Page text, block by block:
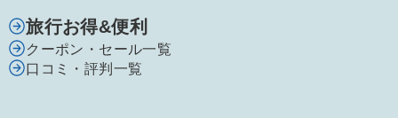
旅行お得&便利
クーポン・セール一覧
口コミ・評判一覧